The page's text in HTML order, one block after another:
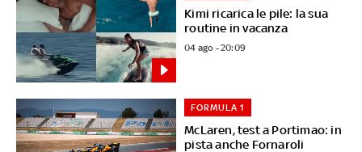
Kimi ricarica le pile: la sua
routine in vacanza
04 ago - 20:09
McLaren, test a Portimao: in
pista anche Fornaroli
FORMULA 1